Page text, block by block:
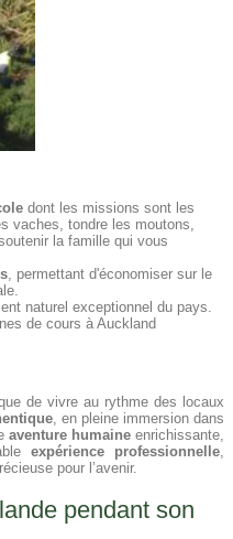
dont les missions sont les
vaches, tondre les moutons,
la famille qui vous
, permettant d'économiser sur le
naturel exceptionnel du pays.
de cours à Auckland
de vivre au rythme des locaux
, en pleine immersion dans
aventure humaineenrichissante,
expérience professionnelle
pour l’avenir.
pendant son